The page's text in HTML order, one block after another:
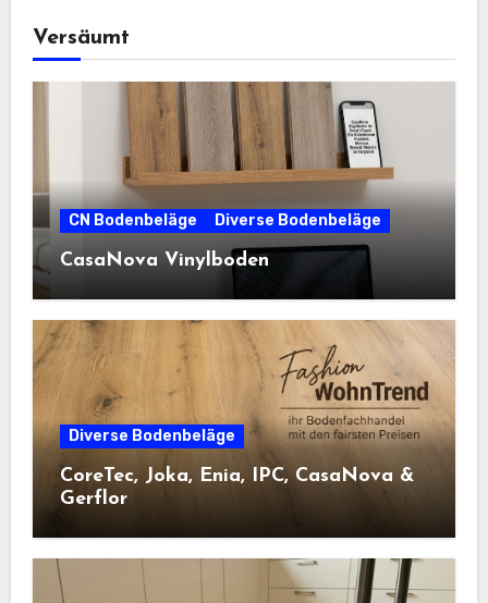
Versäumt
CN Bodenbeläge Diverse Bodenbeläge
CasaNova Vinylboden
Diverse Bodenbeläge
CoreTec, Joka, Enia, IPC, CasaNova &
Gerflor